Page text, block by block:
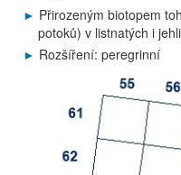
Přirozeným biotopem
potoků) v listnatých i
Rozšíření: peregrinní